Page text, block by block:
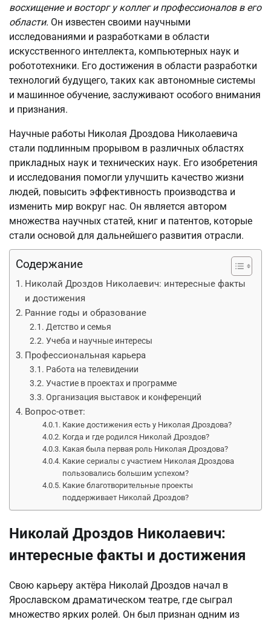
восхищение и восторг у коллег и профессионалов в его
области. Он известен своими научными
исследованиями и разработками в области
искусственного интеллекта, компьютерных наук и
робототехники. Его достижения в области разработки
технологий будущего, таких как автономные системы
и машинное обучение, заслуживают особого внимания
и признания.
Научные работы Николая Дроздова Николаевича
стали подлинным прорывом в различных областях
прикладных наук и технических наук. Его изобретения
и исследования помогли улучшить качество жизни
людей, повысить эффективность производства и
изменить мир вокруг нас. Он является автором
множества научных статей, книг и патентов, которые
стали основой для дальнейшего развития отрасли.
Содержание
Николай Дроздов Николаевич: интересные факты
и достижения
Ранние годы и образование
Детство и семья
Учеба и научные интересы
Профессиональная карьера
Работа на телевидении
Участие в проектах и программе
Организация выставок и конференций
Вопрос-ответ:
Какие достижения есть у Николая Дроздова?
Когда и где родился Николай Дроздов?
Какая была первая роль Николая Дроздова?
Какие сериалы с участием Николая Дроздова
пользовались большим успехом?
Какие благотворительные проекты
поддерживает Николай Дроздов?
Николай Дроздов Николаевич:
интересные факты и достижения
Свою карьеру актёра Николай Дроздов начал в
Ярославском драматическом театре, где сыграл
множество ярких ролей. Он был признан одним из